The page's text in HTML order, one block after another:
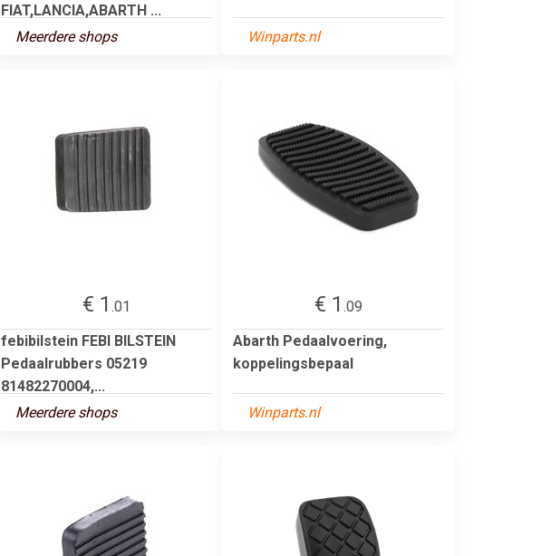
FIAT,LANCIA,ABARTH ...
Meerdere shops
Winparts.nl
€ 1 .01
febibilstein FEBI BILSTEIN
Pedaalrubbers 05219
81482270004,...
Meerdere shops
€ 1 .09
Abarth Pedaalvoering,
koppelingsbepaal
Winparts.nl